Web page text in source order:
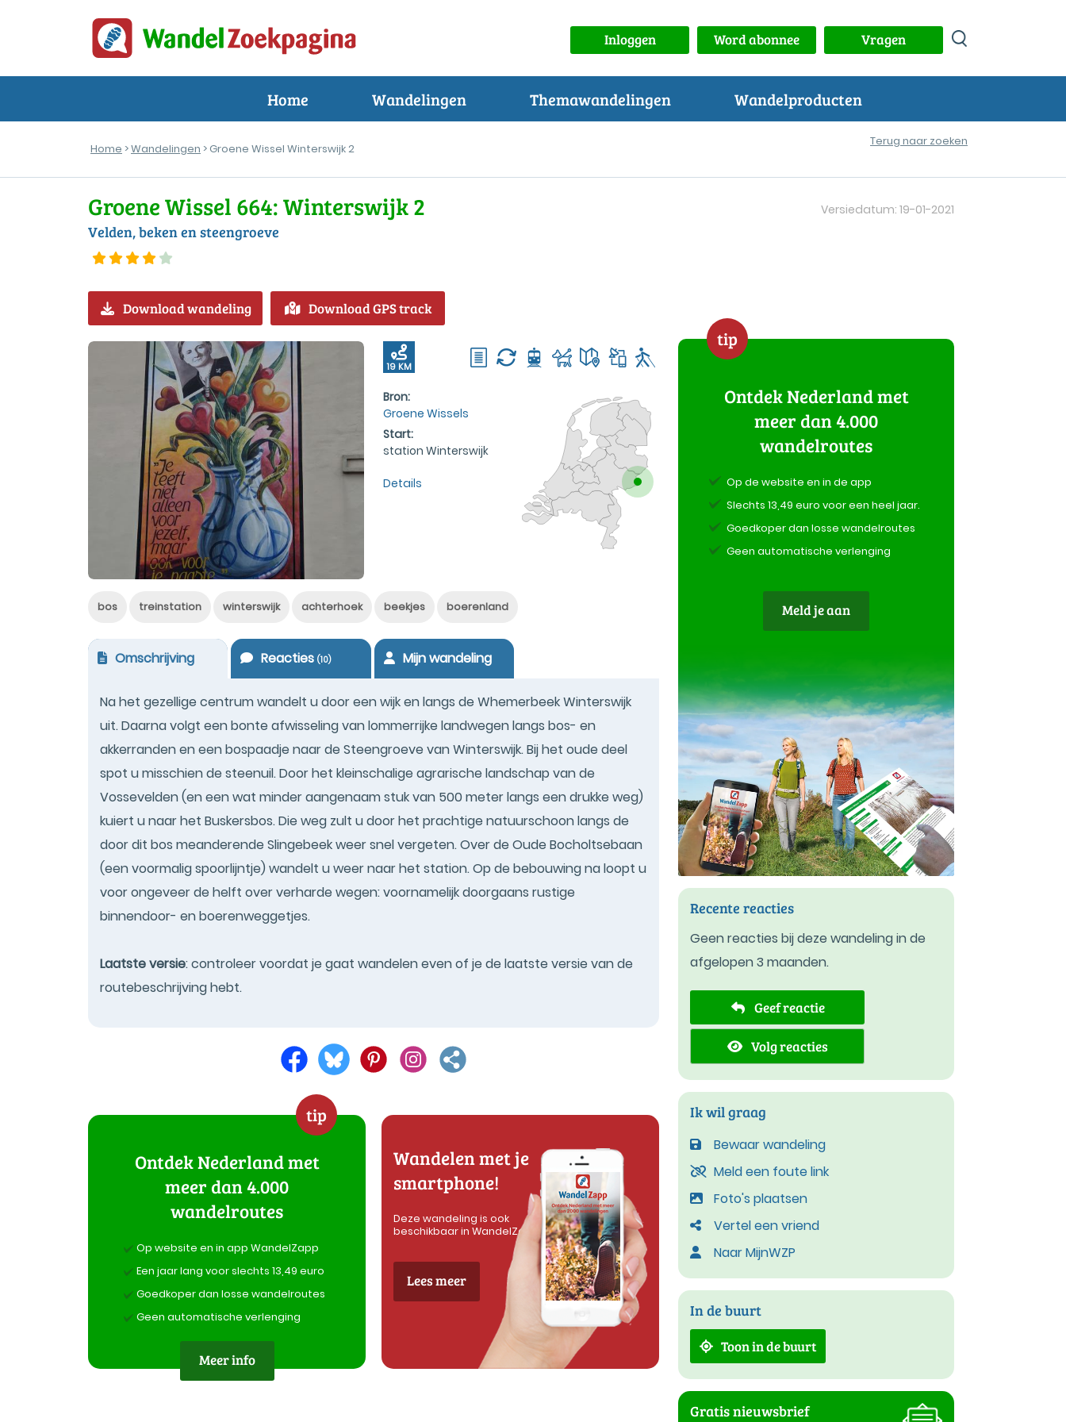
Inloggen Word abonnee Vragen
Home Wandelingen Themawandelingen Wandelproducten
Home >Wandelingen > Groene Wissel Winterswijk 2
Terug naar zoeken
Groene Wissel 664: Winterswijk 2
Velden, beken en steengroeve
Versiedatum: 19-01-2021
Download wandeling Download GPS track
19 KM
Bron:
Groene Wissels
Start:
station Winterswijk
Details
bos treinstation winterswijk achterhoek beekjes boerenland
Omschrijving Reacties(10) Mijn wandeling
Na het gezellige centrum wandelt u door een wijk en langs de Whemerbeek Winterswijk
uit. Daarna volgt een bonte afwisseling van lommerrijke landwegen langs bos- en
akkerranden en een bospaadje naar de Steengroeve van Winterswijk. Bij het oude deel
spot u misschien de steenuil. Door het kleinschalige agrarische landschap van de
Vossevelden (en een wat minder aangenaam stuk van 500 meter langs een drukke weg)
kuiert u naar het Buskersbos. Die weg zult u door het prachtige natuurschoon langs de
door dit bos meanderende Slingebeek weer snel vergeten. Over de Oude Bocholtsebaan
(een voormalig spoorlijntje) wandelt u weer naar het station. Op de bebouwing na loopt u
voor ongeveer de helft over verharde wegen: voornamelijk doorgaans rustige
binnendoor- en boerenweggetjes.
Laatste versie: controleer voordat je gaat wandelen even of je de laatste versie van de
routebeschrijving hebt.
tip
Ontdek Nederland met
meer dan 4.000
wandelroutes
Op website en in app WandelZapp
Een jaar lang voor slechts 13,49 euro
Goedkoper dan losse wandelroutes
Geen automatische verlenging
Meer info
Wandelen met je
smartphone!
Deze wandeling is ook
beschikbaar in WandelZapp
Lees meer
tip
Ontdek Nederland met
meer dan 4.000
wandelroutes
Op de website en in de app
Slechts 13,49 euro voor een heel jaar.
Goedkoper dan losse wandelroutes
Geen automatische verlenging
Meld je aan
Recente reacties
Geen reacties bij deze wandeling in de
afgelopen 3 maanden.
Geef reactie
Volg reacties
Ik wil graag
Bewaar wandeling
Meld een foute link
Foto's plaatsen
Vertel een vriend
Naar MijnWZP
In de buurt
Toon in de buurt
Gratis nieuwsbrief